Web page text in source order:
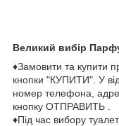
Великий вибір
♦Замовити та купити
кнопки "КУПИТИ". У
номер телефона,
кнопку ОТПРАВИТЬ .
♦Під час вибору